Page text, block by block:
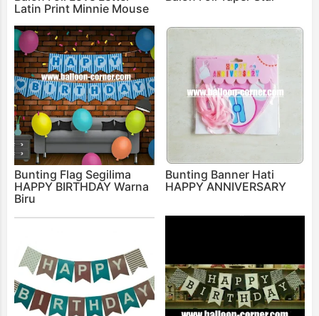
Latin Print Minnie Mouse
Bunting Flag Segilima
HAPPY BIRTHDAY Warna
Biru
Bunting Banner Hati
HAPPY ANNIVERSARY